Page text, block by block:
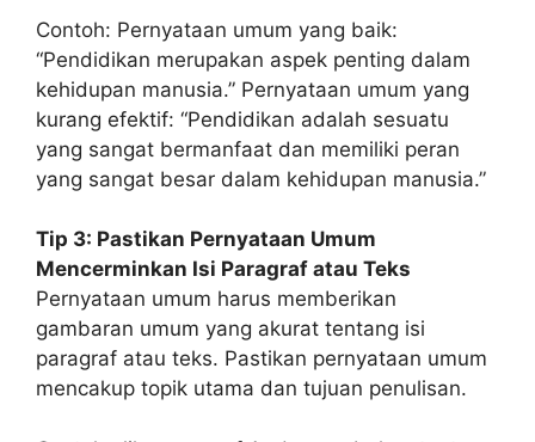
Contoh: Pernyataan umum yang baik:
“Pendidikan merupakan aspek penting dalam
kehidupan manusia.” Pernyataan umum yang
kurang efektif: “Pendidikan adalah sesuatu
yang sangat bermanfaat dan memiliki peran
yang sangat besar dalam kehidupan manusia.”
Tip 3: Pastikan Pernyataan Umum
Mencerminkan Isi Paragraf atau Teks
Pernyataan umum harus memberikan
gambaran umum yang akurat tentang isi
paragraf atau teks. Pastikan pernyataan umum
mencakup topik utama dan tujuan penulisan.